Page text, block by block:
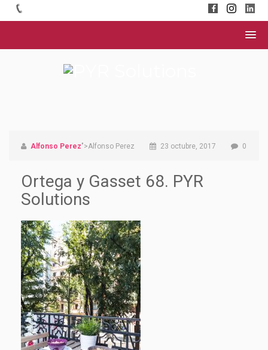
Alfonso Perez">Alfonso Perez 23 octubre, 2017 0
Ortega y Gasset 68. PYR
Solutions